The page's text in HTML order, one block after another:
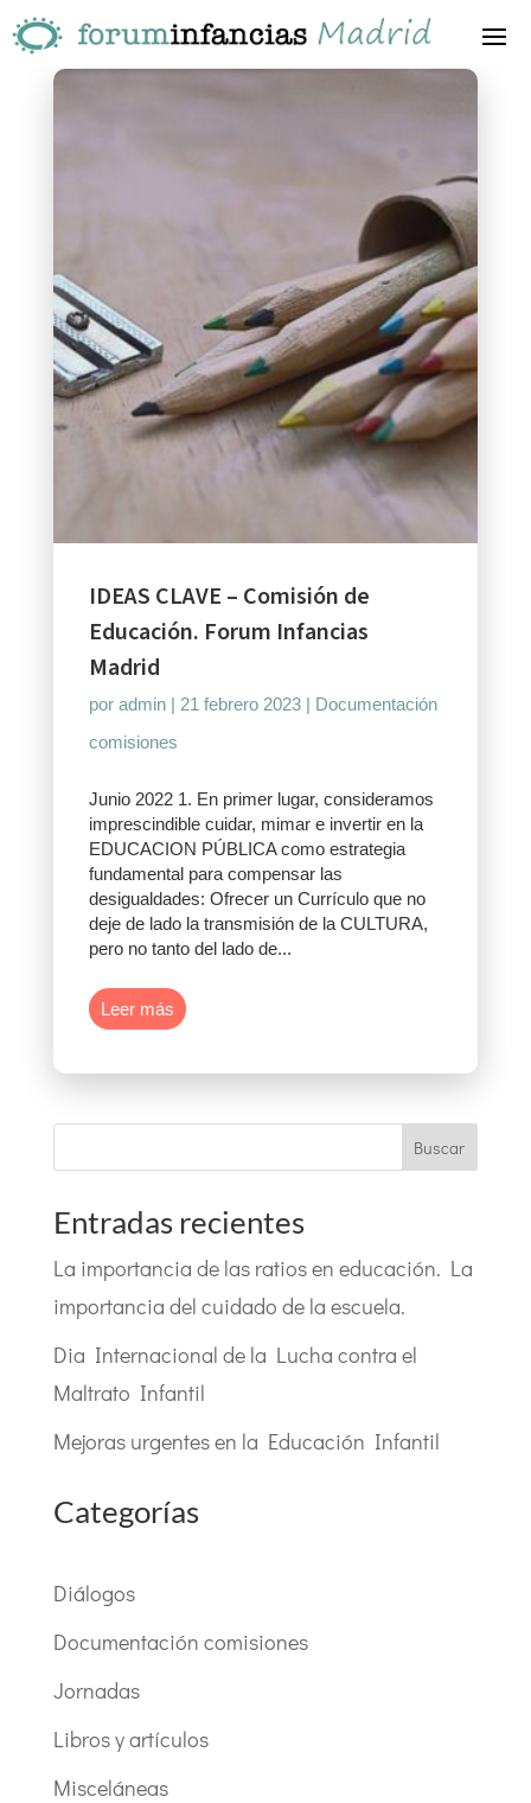
IDEAS CLAVE – Comisión de
Educación. Forum Infancias
Madrid
por admin| 21 febrero 2023| Documentación
comisiones
Junio 2022 1. En primer lugar, consideramos
imprescindible cuidar, mimar e invertir en la
EDUCACION PÚBLICA como estrategia
fundamental para compensar las
desigualdades: Ofrecer un Currículo que no
deje de lado la transmisión de la CULTURA,
pero no tanto del lado de...
Leer más
Buscar
Entradas recientes
La importancia de las ratios en educación. La
importancia del cuidado de la escuela.
Dia Internacional de la Lucha contra el
Maltrato Infantil
Mejoras urgentes en la Educación Infantil
Categorías
Diálogos
Documentación comisiones
Jornadas
Libros y artículos
Misceláneas